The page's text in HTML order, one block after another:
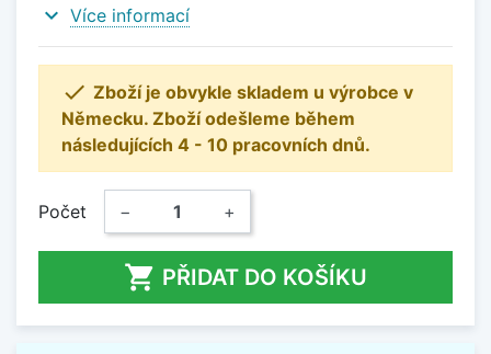
expand_more Více informací
 Zboží je obvykle skladem u výrobce v
Německu. Zboží odešleme během
následujících 4 - 10 pracovních dnů.
Počet − +
 PŘIDAT DO KOŠÍKU